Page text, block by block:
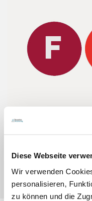
Diese Webseite
Wir verwenden
personalisieren,
zu können und die
zusammengefasst.
ZU den FAQs